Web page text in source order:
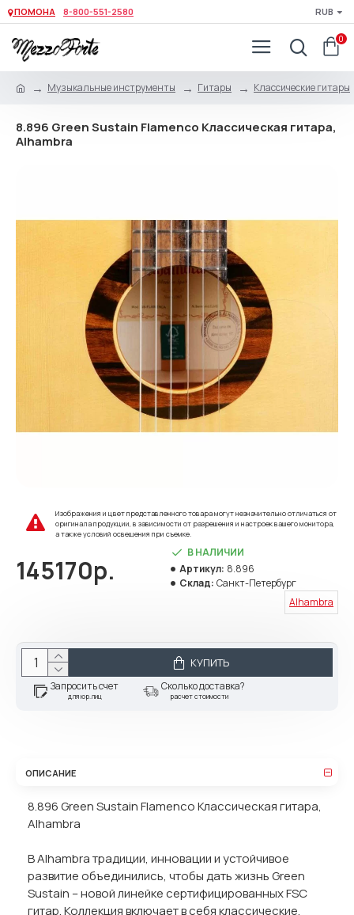
ПОМОНА 8-800-551-2580 RUB
0
Музыкальные инструменты Гитары Классические гитары
8.896 Green Sustain Flamenco Классическая гитара,
Alhambra
Изображения и цвет представленного товара могут незначительно отличаться от
оригинала продукции, в зависимости от разрешения и настроек вашего монитора,
а также условий освещения при съемке.
145170р.
В НАЛИЧИИ
Артикул: 8.896
Склад: Санкт-Петербург
Alhambra
КУПИТЬ
Запросить счет
для юр.лиц
Сколько доставка?
расчет стоимости
ОПИСАНИЕ
8.896 Green Sustain Flamenco Классическая гитара,
Alhambra
В Alhambra традиции, инновации и устойчивое
развитие объединились, чтобы дать жизнь Green
Sustain – новой линейке сертифицированных FSC
гитар. Коллекция включает в себя классические,